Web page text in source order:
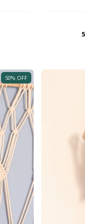
5
50% OFF